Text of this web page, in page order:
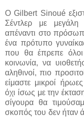
Ο Gilbert Sinoué
Σέντλερ με
απέναντι στο
ένα πρότυπο
που θα έπρεπε
κοινωνία, να
αληθινοί, πιο
είμαστε μικροί
όχι ίσως με την
σίγουρα θα
σκοπός του δεν ήταν